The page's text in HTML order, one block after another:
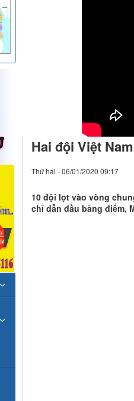
Hai đội Việt
Thứ hai - 06/01/2020 09:17
10 đội lọt vào vòng
chỉ dẫn đầu bảng điểm,